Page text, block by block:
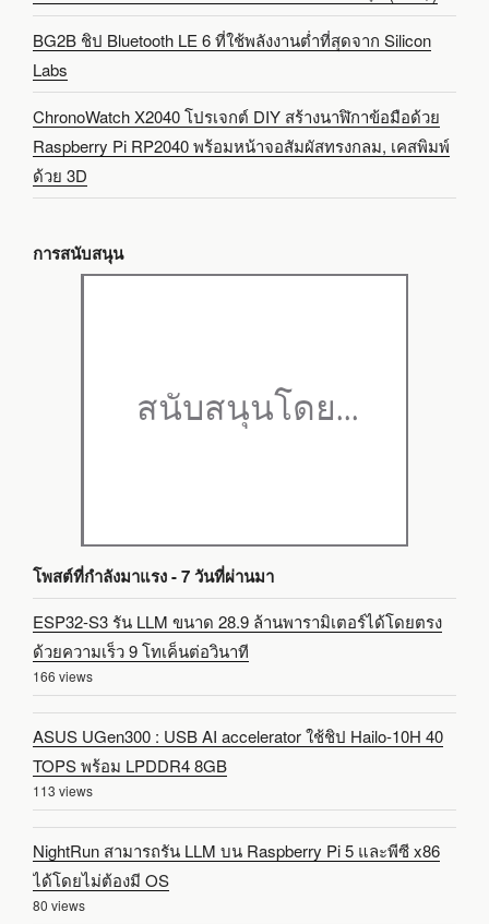
BG2B ชิป Bluetooth LE 6 ที่ใช้พลังงานต่ำที่สุดจาก Silicon
Labs
ChronoWatch X2040 โปรเจกต์ DIY สร้างนาฬิกาข้อมือด้วย
Raspberry Pi RP2040 พร้อมหน้าจอสัมผัสทรงกลม, เคสพิมพ์
ด้วย 3D
การสนับสนุน
โพสต์ที่กำลังมาแรง - 7 วันที่ผ่านมา
ESP32-S3 รัน LLM ขนาด 28.9 ล้านพารามิเตอร์ได้โดยตรง
ด้วยความเร็ว 9 โทเค็นต่อวินาที
166 views
ASUS UGen300 : USB AI accelerator ใช้ชิป Hailo-10H 40
TOPS พร้อม LPDDR4 8GB
113 views
NightRun สามารถรัน LLM บน Raspberry Pi 5 และพีซี x86
ได้โดยไม่ต้องมี OS
80 views